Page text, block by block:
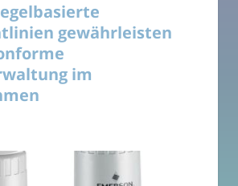
gewährleisten
im